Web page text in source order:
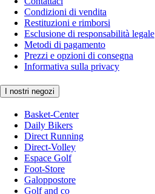
Condizioni di vendita
Restituzioni e rimborsi
Esclusione di responsabilità legale
Metodi di pagamento
Prezzi e opzioni di consegna
Informativa sulla privacy
I nostri negozi
Basket-Center
Daily Bikers
Direct Running
Direct-Volley
Espace Golf
Foot-Store
Galoppostore
Golf and co